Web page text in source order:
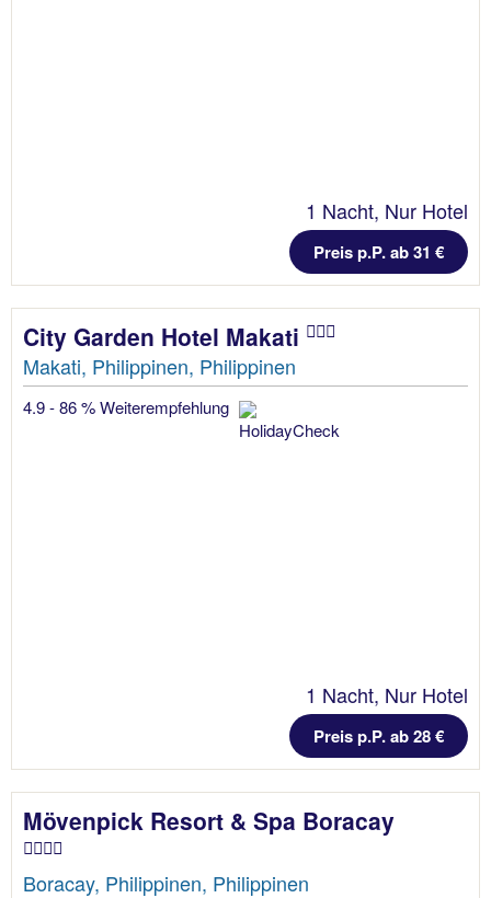
1 Nacht, Nur Hotel
Preis p.P. ab 31 €
City Garden Hotel Makati
Makati, Philippinen, Philippinen
4.9 - 86 % Weiterempfehlung
1 Nacht, Nur Hotel
Preis p.P. ab 28 €
Mövenpick Resort & Spa Boracay
Boracay, Philippinen, Philippinen